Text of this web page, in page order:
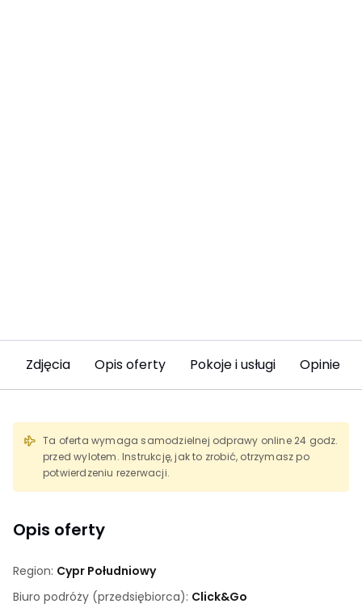
Zdjęcia Opis oferty Pokoje i usługi Opinie
Ta oferta wymaga samodzielnej odprawy online 24 godz.
przed wylotem. Instrukcję, jak to zrobić, otrzymasz po
potwierdzeniu rezerwacji.
Opis oferty
Region: Cypr Południowy
Biuro podróży (przedsiębiorca): Click&Go